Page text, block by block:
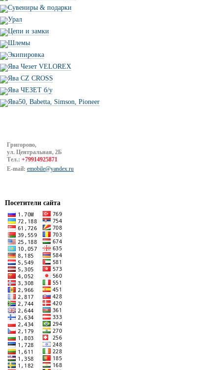
Сувениры & подарки
Урал
Цепи и замки
Шлемы
Экипировка
Ява Чезет VELOREX
Ява CZ CROSS
Ява ЧЕЗЕТ б/у
Ява50, Babetta, Simson, Pioneer
Григорово,
ул. Центральная, 2Б
Тел.: +79914925871
E-mail: emobile@yandex.ru
Посетители сайта